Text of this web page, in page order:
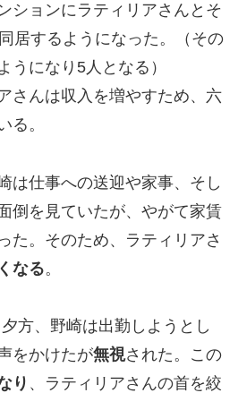
ションにラティリアさんとそ
居するようになった。（その
うになり5人となる）
さんは収入を増やすため、六
る。
は仕事への送迎や家事、そし
倒を見ていたが、やがて家賃
た。そのため、ラティリアさ
なる。
方、野崎は出勤しようとし
をかけたが無視された。この
り 、ラティリアさんの首を絞